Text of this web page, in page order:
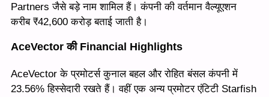
Partners जैसे बड़े नाम शामिल हैं। कंपनी की वर्तमान वैल्यूएशन
करीब ₹42,600 करोड़ बताई जाती है।
AceVector की Financial Highlights
AceVector के प्रमोटर्स कुनाल बहल और रोहित बंसल कंपनी में
23.56% हिस्सेदारी रखते हैं। वहीं एक अन्य प्रमोटर एंटिटी Starfish